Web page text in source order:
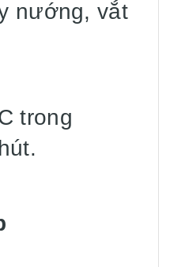
nướng, vắt
trong